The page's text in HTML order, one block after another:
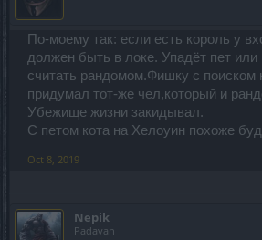
По-моему так: если есть король у
должен быть в локе. Упадёт пет или
считать рандомом.Фишку с поиском
придумал тот-же чел,который и
Убежище жизни закидывал.
С петом кота на Хелоуин похоже
Oct 8, 2019
Nepik
Padavan